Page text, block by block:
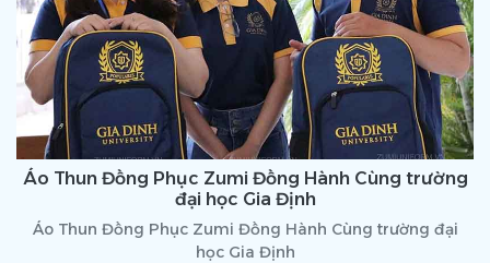
Áo Thun Đồng Phục Zumi Đồng Hành Cùng trường
đại học Gia Định
Áo Thun Đồng Phục Zumi Đồng Hành Cùng trường đại
học Gia Định